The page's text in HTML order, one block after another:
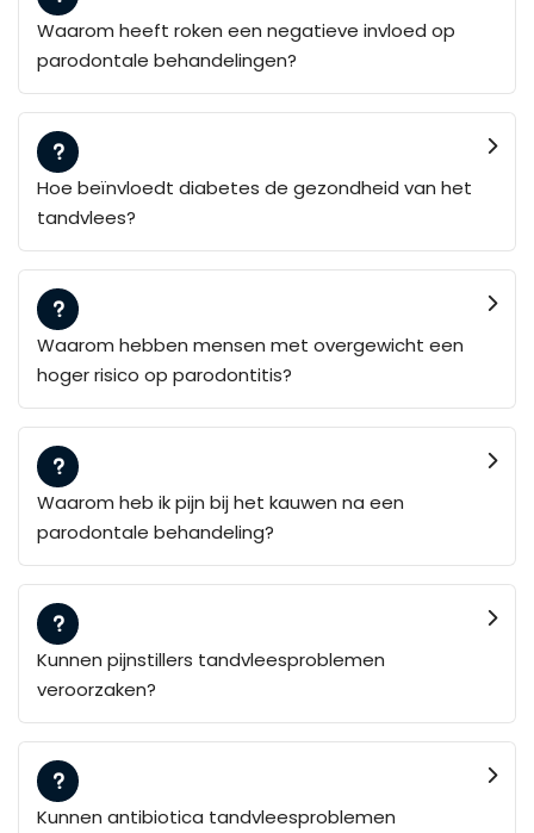
Waarom heeft roken een negatieve invloed op
parodontale behandelingen?
Hoe beïnvloedt diabetes de gezondheid van het
tandvlees?
Waarom hebben mensen met overgewicht een
hoger risico op parodontitis?
Waarom heb ik pijn bij het kauwen na een
parodontale behandeling?
Kunnen pijnstillers tandvleesproblemen
veroorzaken?
Kunnen antibiotica tandvleesproblemen